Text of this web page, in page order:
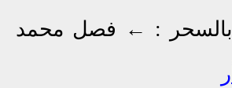
بالسحر : ← فصل محمد